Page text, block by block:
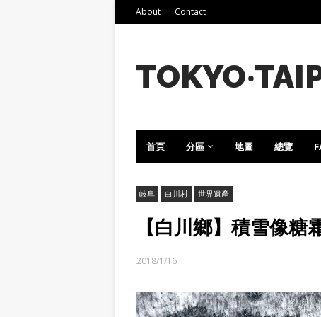
About Contact
首頁 分區 地圖 總覽
岐阜 白川村 世界遺產
【白川鄉】積雪像
2018/1/16